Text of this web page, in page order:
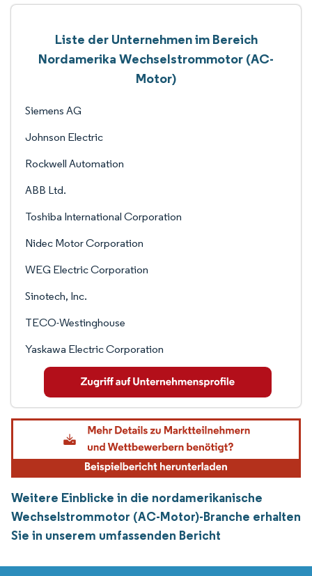
Liste der Unternehmen im Bereich
Nordamerika Wechselstrommotor (AC-
Motor)
Siemens AG
Johnson Electric
Rockwell Automation
ABB Ltd.
Toshiba International Corporation
Nidec Motor Corporation
WEG Electric Corporation
Sinotech, Inc.
TECO-Westinghouse
Yaskawa Electric Corporation
Weitere Einblicke in die nordamerikanische
Wechselstrommotor (AC-Motor)-Branche erhalten
Sie in unserem umfassenden Bericht